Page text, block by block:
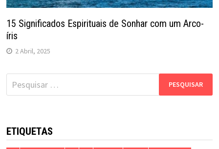
15 Significados Espirituais de Sonhar com um Arco-
íris
2 Abril, 2025
Pesquisar
por:
ETIQUETAS